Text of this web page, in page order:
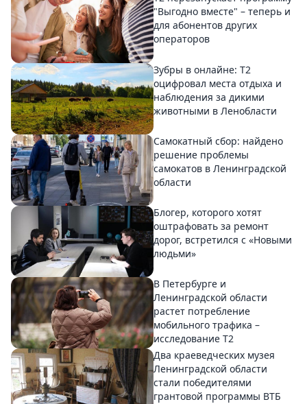
"Выгодно вместе" – теперь и
для абонентов других
операторов
Зубры в онлайне: Т2
оцифровал места отдыха и
наблюдения за дикими
животными в Ленобласти
Самокатный сбор: найдено
решение проблемы
самокатов в Ленинградской
области
Блогер, которого хотят
оштрафовать за ремонт
дорог, встретился с «Новыми
людьми»
В Петербурге и
Ленинградской области
растет потребление
мобильного трафика –
исследование T2
Два краеведческих музея
Ленинградской области
стали победителями
грантовой программы ВТБ